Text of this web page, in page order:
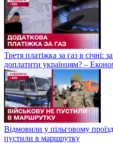
Третя платіжка за газ в січні:
доплатити українцям? –
Відмовили у пільговому
пустили в маршрутку